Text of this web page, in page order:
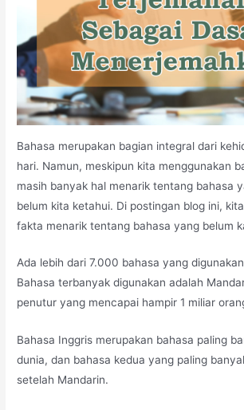
Bahasa merupakan bagian integral dari
hari. Namun, meskipun kita menggunakan
masih banyak hal menarik tentang bahasa
belum kita ketahui. Di postingan blog ini,
fakta menarik tentang bahasa yang belum
Ada lebih dari 7.000 bahasa yang
Bahasa terbanyak digunakan adalah
penutur yang mencapai hampir 1 miliar
Bahasa Inggris merupakan bahasa paling
dunia, dan bahasa kedua yang paling
setelah Mandarin.